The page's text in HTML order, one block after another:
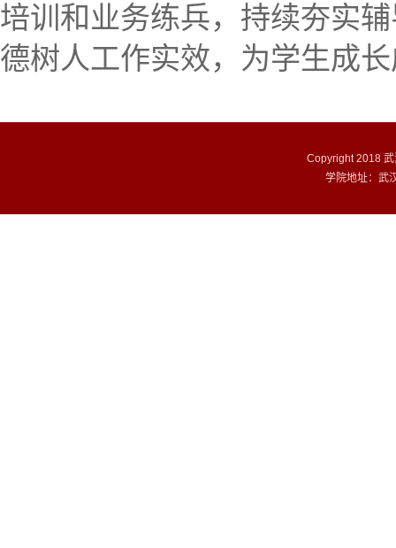
培训和业务练兵，持续夯实
德树人工作实效，为学生成
Copyright 2018
学院地址：武